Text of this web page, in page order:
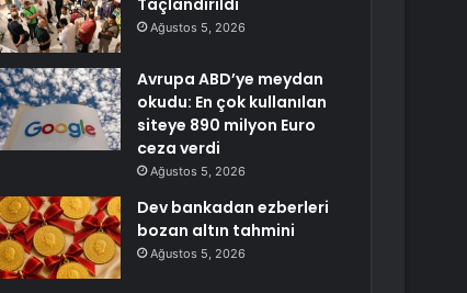
Taçlandırıldı
Ağustos 5, 2026
Avrupa ABD’ye meydan
okudu: En çok kullanılan
siteye 890 milyon Euro
ceza verdi
Ağustos 5, 2026
Dev bankadan ezberleri
bozan altın tahmini
Ağustos 5, 2026